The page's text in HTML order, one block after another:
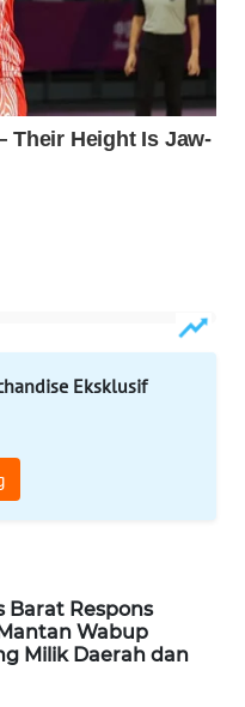
Eksklusif
Barat Respons
Wabup
Milik Daerah dan